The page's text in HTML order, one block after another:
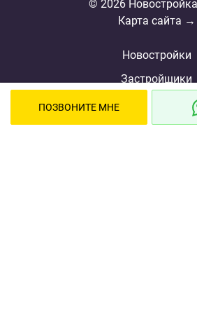
© 2026
Карта сайта →
Новостройки
Застройщики
Новости
ПОЗВОНИТЕ МНЕ